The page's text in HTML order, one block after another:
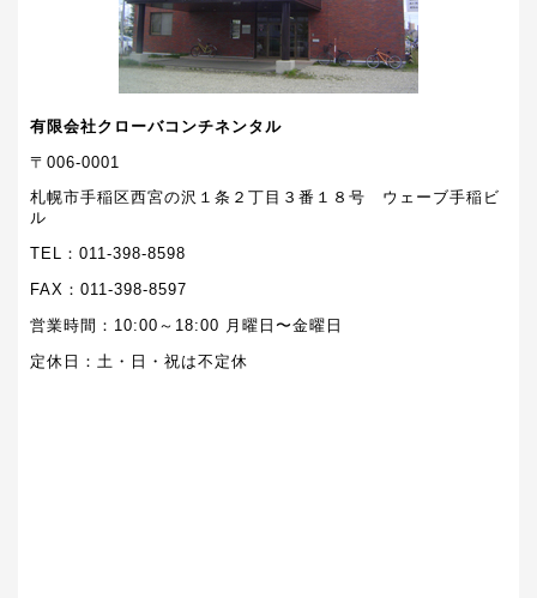
有限会社クローバコンチネンタル
〒006-0001
札幌市手稲区西宮の沢１条２丁目３番１８号 ウェーブ手稲ビ
ル
TEL：011-398-8598
FAX：011-398-8597
営業時間：10:00～18:00 月曜日〜金曜日
定休日：土・日・祝は不定休